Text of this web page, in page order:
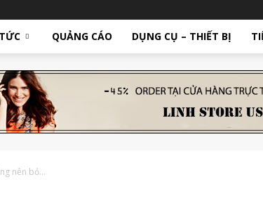
QUẢNG CÁO DỤNG CỤ – THIẾT BỊ
nên bỏ...